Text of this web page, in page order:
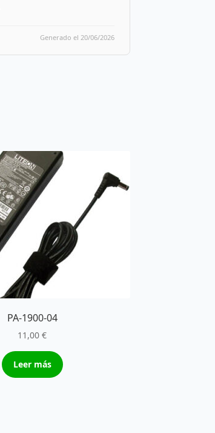
Generado el 20/06/2026
PA-1900-04
11,00€
Leer más